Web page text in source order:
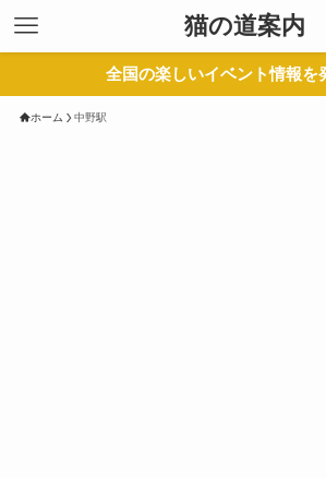
猫の道案内
全国の楽しいイベント情報を
ホーム 中野駅